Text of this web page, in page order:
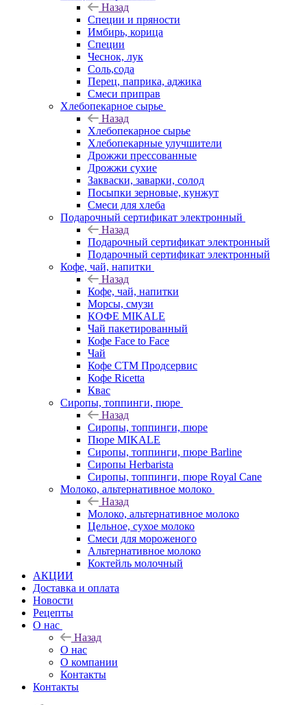
Назад
Специи и пряности
Имбирь, корица
Специи
Чеснок, лук
Соль,сода
Перец, паприка, аджика
Смеси приправ
Хлебопекарное сырье
Назад
Хлебопекарное сырье
Хлебопекарные улучшители
Дрожжи прессованные
Дрожжи сухие
Закваски, заварки, солод
Посыпки зерновые, кунжут
Смеси для хлеба
Подарочный сертификат электронный
Назад
Подарочный сертификат электронный
Подарочный сертификат электронный
Кофе, чай, напитки
Назад
Кофе, чай, напитки
Морсы, смузи
КОФЕ MIKALE
Чай пакетированный
Кофе Face to Face
Чай
Кофе СТМ Продсервис
Кофе Ricetta
Квас
Сиропы, топпинги, пюре
Назад
Сиропы, топпинги, пюре
Пюре MIKALE
Сиропы, топпинги, пюре Barline
Сиропы Herbarista
Сиропы, топпинги, пюре Royal Cane
Молоко, альтернативное молоко
Назад
Молоко, альтернативное молоко
Цельное, сухое молоко
Смеси для мороженого
Альтернативное молоко
Коктейль молочный
АКЦИИ
Доставка и оплата
Новости
Рецепты
О нас
Назад
О нас
О компании
Контакты
Контакты